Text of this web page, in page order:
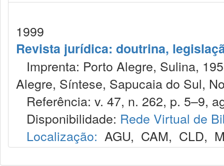
1999
Revista jurídica: doutrina,
Imprenta: Porto Alegre, Sulina,
Alegre, Síntese, Sapucaia do Sul,
Referência: v. 47, n. 262, p. 5–9,
Disponibilidade: Rede Virtual de
Localização: AGU, CAM, CLD,